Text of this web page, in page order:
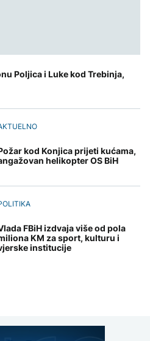
Poljica i Luke kod Trebinja,
kod Konjica prijeti kućama,
helikopter OS BiH
FBiH izdvaja više od pola
KM za sport, kulturu i
institucije